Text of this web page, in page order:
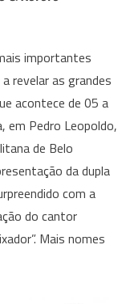
Rodeio
Show
confirma
Gusttavo
Lima
para
2026
importantes
revelar as grandes
acontece de 05 a
em Pedro Leopoldo,
de Belo
da dupla
com a
do cantor
Mais nomes